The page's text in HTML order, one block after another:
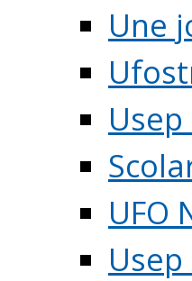
Une
UFO